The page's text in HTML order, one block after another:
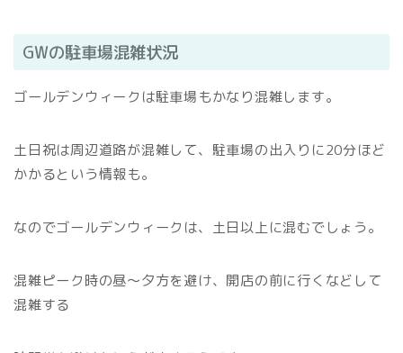
GWの駐車場混雑状況
ゴールデンウィークは駐車場もかなり混雑します。
土日祝は周辺道路が混雑して、駐車場の出入りに20分ほど
かかるという情報も。
なのでゴールデンウィークは、土日以上に混むでしょう。
混雑ピーク時の昼～夕方を避け、開店の前に行くなどして
混雑する